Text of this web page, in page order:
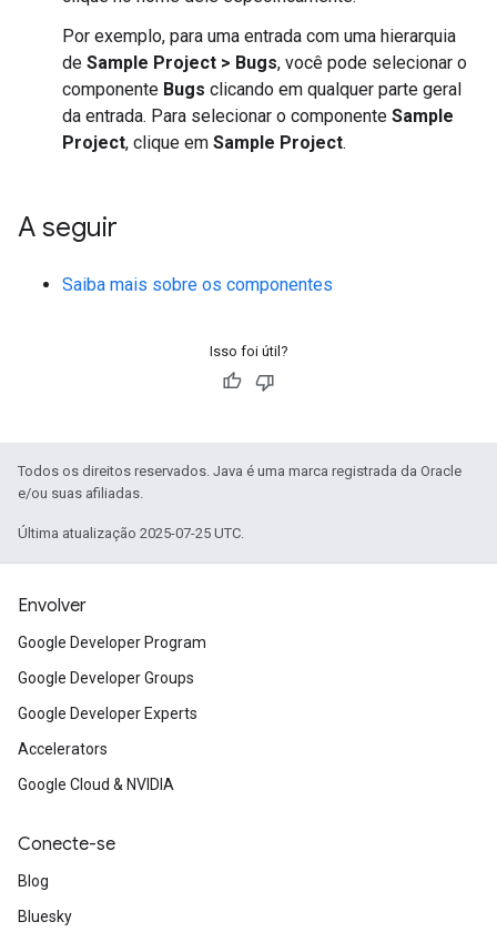
Por exemplo, para uma entrada com uma hierarquia
de Sample Project > Bugs, você pode selecionar o
componente Bugs clicando em qualquer parte geral
da entrada. Para selecionar o componente Sample
Project, clique em Sample Project.
A seguir
Saiba mais sobre os componentes
Isso foi útil?
Todos os direitos reservados. Java é uma marca registrada da Oracle
e/ou suas afiliadas.
Última atualização 2025-07-25 UTC.
Envolver
Google Developer Program
Google Developer Groups
Google Developer Experts
Accelerators
Google Cloud & NVIDIA
Conecte-se
Blog
Bluesky